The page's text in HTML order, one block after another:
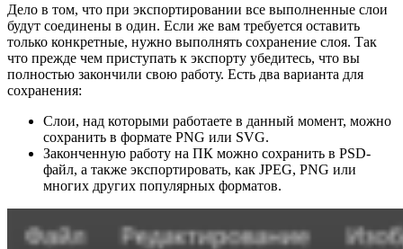
Дело в том, что при экспортировании все выполненные слои
будут соединены в один. Если же вам требуется оставить
только конкретные, нужно выполнять сохранение слоя. Так
что прежде чем приступать к экспорту убедитесь, что вы
полностью закончили свою работу. Есть два варианта для
сохранения:
Слои, над которыми работаете в данный момент, можно
сохранить в формате PNG или SVG.
Законченную работу на ПК можно сохранить в PSD-
файл, а также экспортировать, как JPEG, PNG или
многих других популярных форматов.